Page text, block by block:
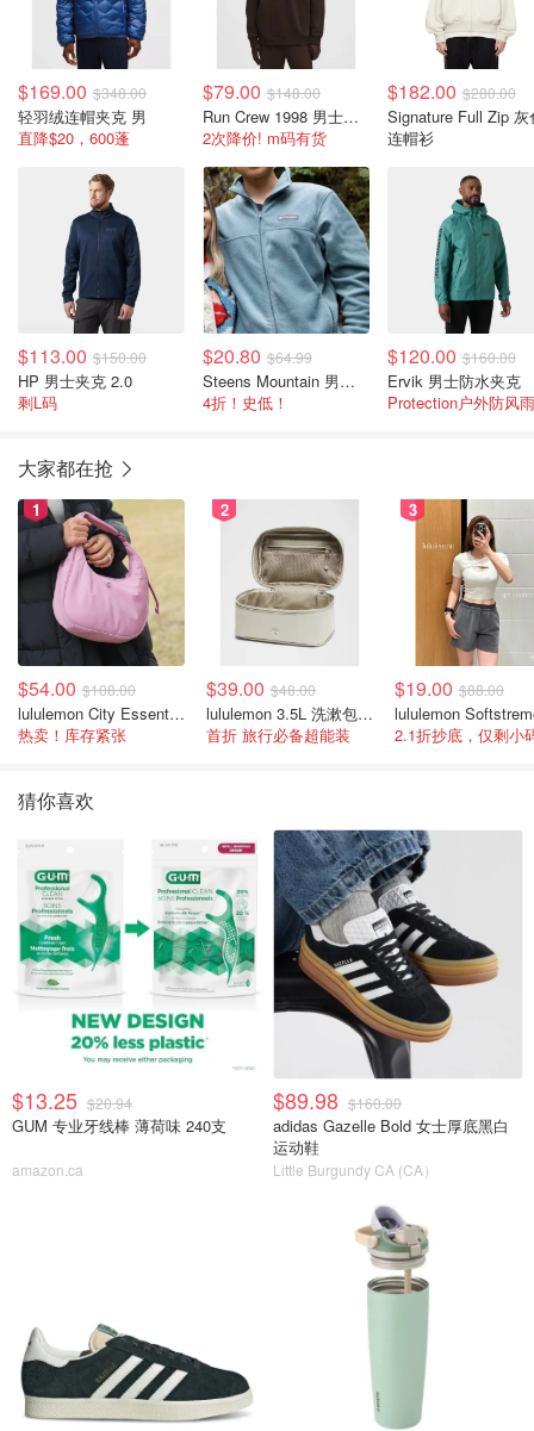
$169.00 $348.00
轻羽绒连帽夹克 男
直降$20，600蓬
$79.00 $148.00
Run Crew 1998 男士连帽卫衣
2次降价! m码有货
$182.00 $280.00
Signature Full Zip 灰
连帽衫
$113.00 $150.00
HP 男士夹克 2.0
剩L码
$20.80 $64.99
Steens Mountain 男士抓绒夹克
4折！史低！
$120.00 $160.00
Ervik 男士防水夹克
大家都在抢
1
$54.00 $108.00
lululemon City Essentials 肩背包 4L
热卖！库存紧张
2
$39.00 $48.00
lululemon 3.5L 洗漱包/盒子包
首折 旅行必备超能装
3
$19.00 $88.00
2.1折抄底，仅剩小
猜你喜欢
$13.25 $20.94
GUM 专业牙线棒 薄荷味 240支
amazon.ca
$89.98 $160.00
adidas Gazelle Bold 女士厚底黑白
运动鞋
Little Burgundy CA (CA）